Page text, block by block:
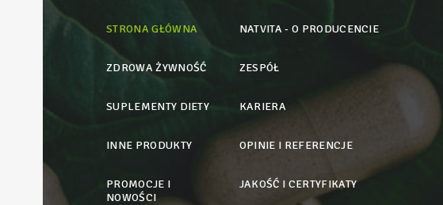
STRONA GŁÓWNA
ZDROWA ŻYWNOŚĆ
SUPLEMENTY DIETY
INNE PRODUKTY
PROMOCJE I
NOWOŚCI
NATVITA - O PRODUCENCIE
ZESPÓŁ
KARIERA
OPINIE I REFERENCJE
JAKOŚĆ I CERTYFIKATY